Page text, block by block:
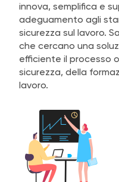
innova, semplifica e
adeguamento agli
sicurezza sul lavoro.
che cercano una
efficiente il processo
sicurezza, della
lavoro.